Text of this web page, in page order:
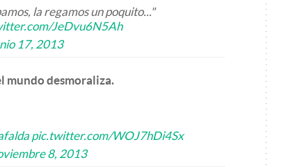
la regamos un poquito..."
JeDvu6N5Ah
17, 2013
mundo desmoraliza.
pic.twitter.com/WOJ7hDi4Sx
8, 2013